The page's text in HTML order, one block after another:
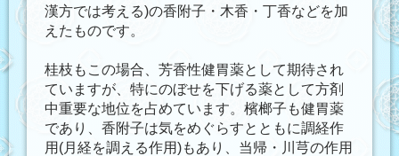
漢方では考える)の香附子・木香・丁香などを加
えたものです。
桂枝もこの場合、芳香性健胃薬として期待され
ていますが、特にのぼせを下げる薬として方剤
中重要な地位を占めています。檳榔子も健胃薬
であり、香附子は気をめぐらすとともに調経作
用(月経を調える作用)もあり、当帰・川芎の作用